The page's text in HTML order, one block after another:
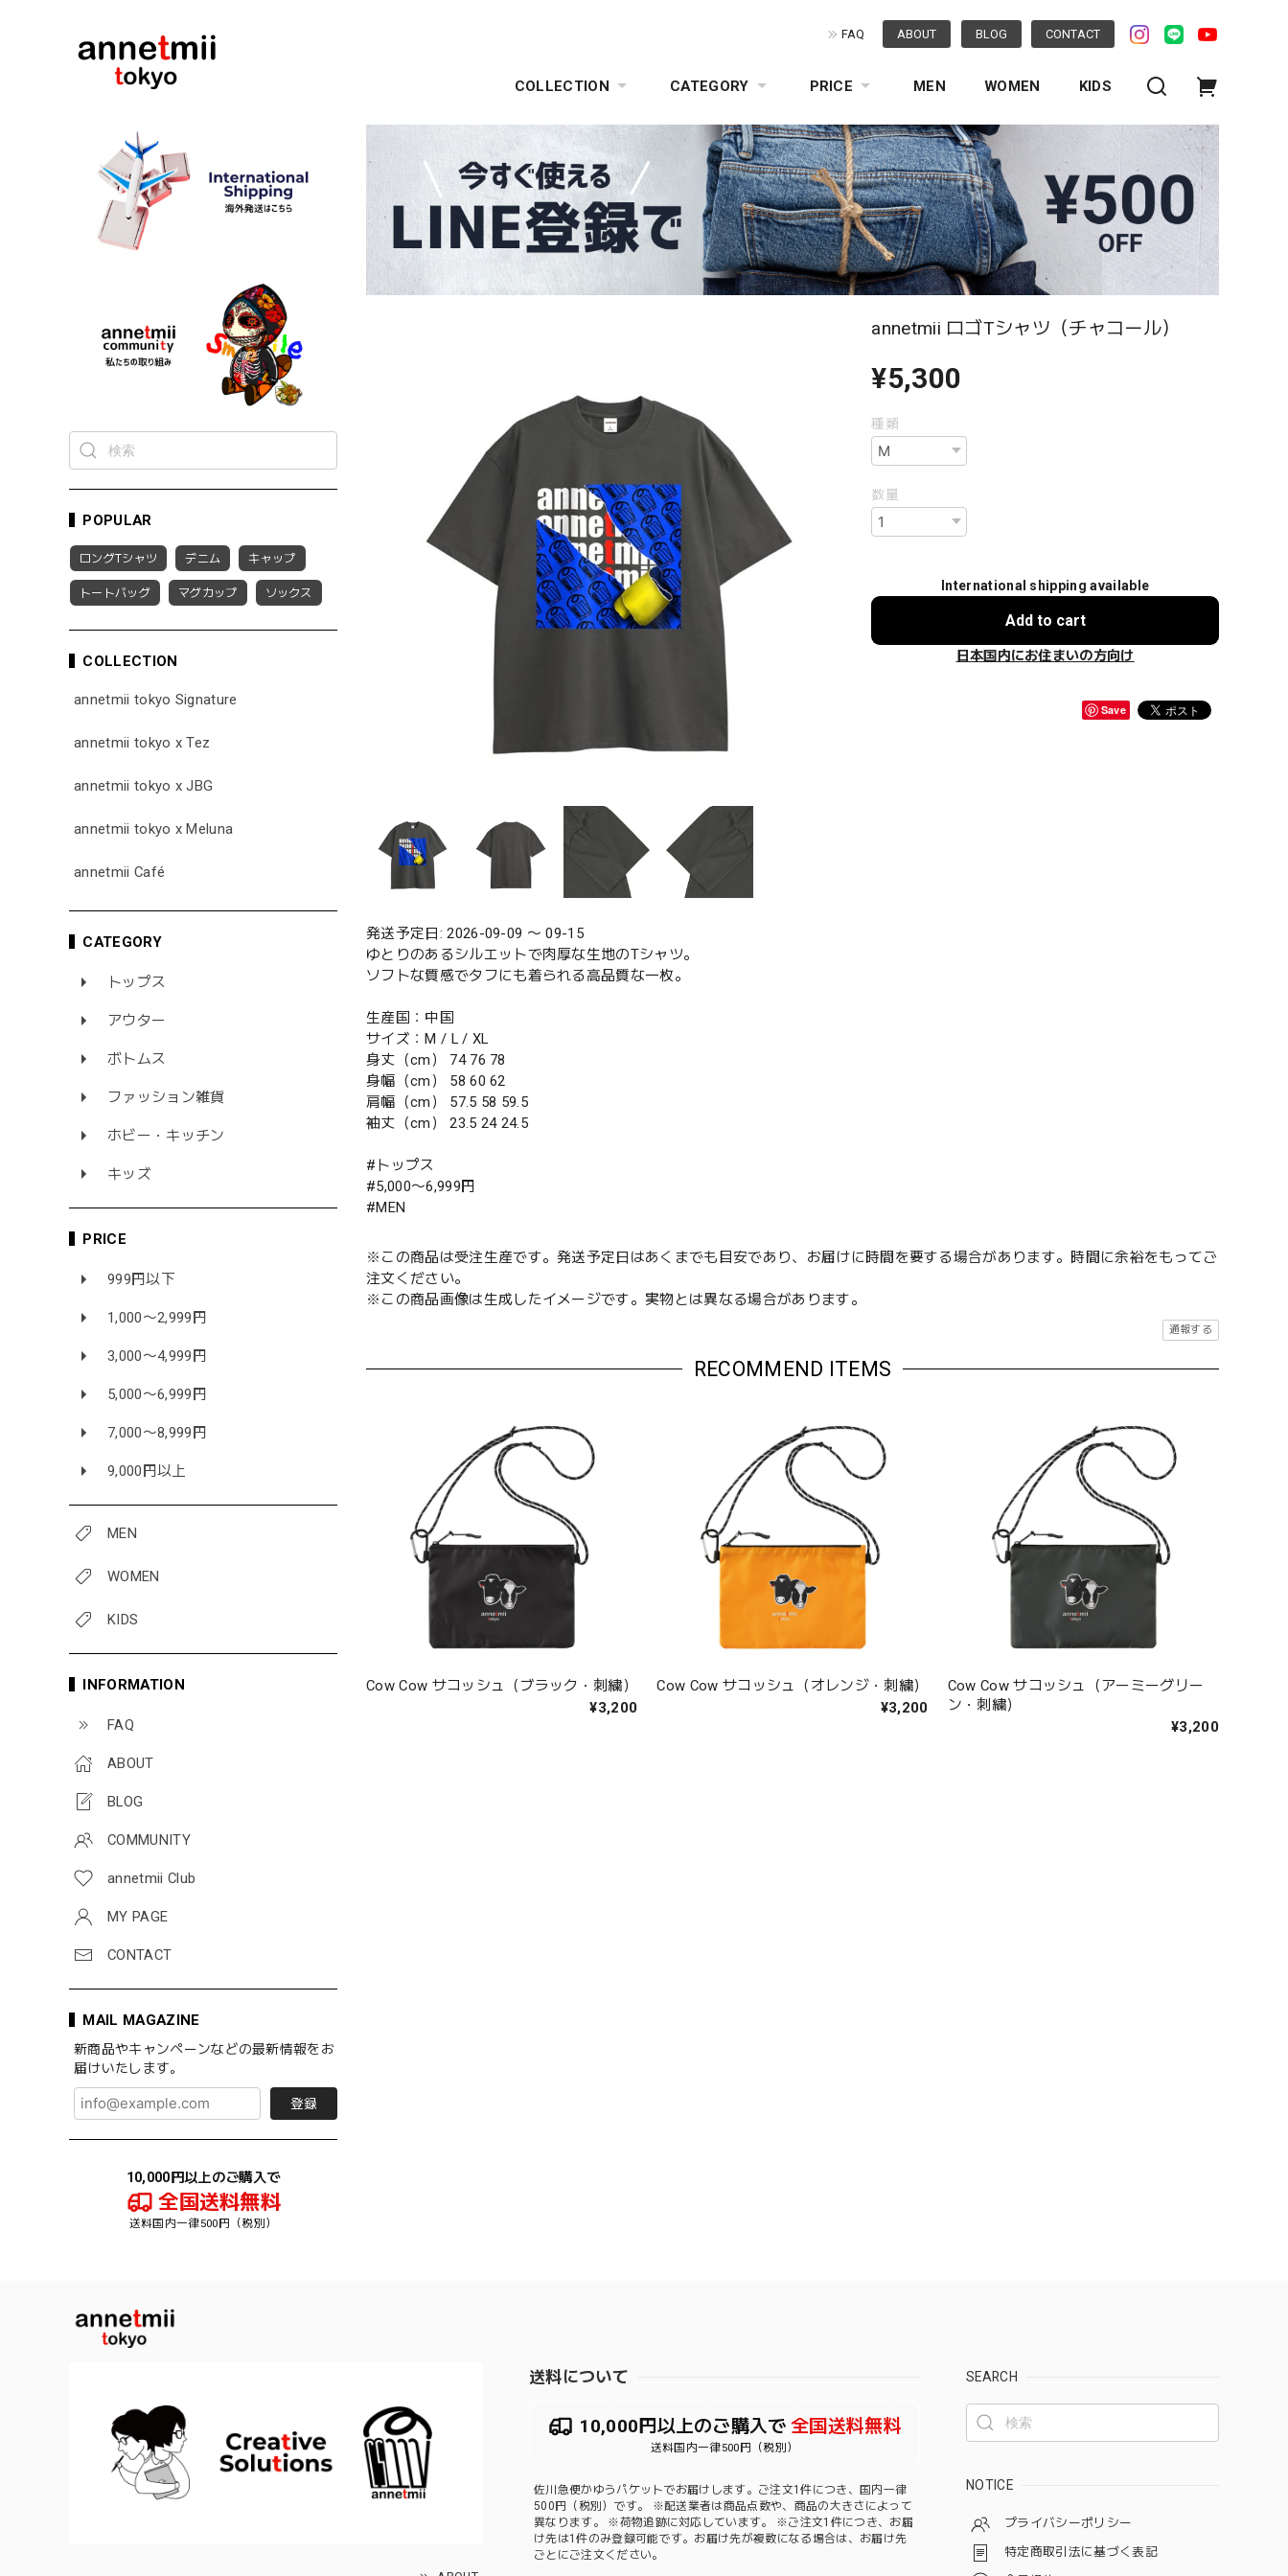
FAQ ABOUT BLOG CONTACT
COLLECTION CATEGORY PRICE MEN WOMEN KIDS
POPULAR
ロングTシャツ デニム キャップ
トートバッグ マグカップ ソックス
COLLECTION
annetmii tokyo Signature
annetmii tokyo x Tez
annetmii tokyo x JBG
annetmii tokyo x Meluna
annetmii Café
CATEGORY
トップス
アウター
ボトムス
ファッション雑貨
ホビー・キッチン
キッズ
PRICE
999円以下
1,000〜2,999円
3,000〜4,999円
5,000〜6,999円
7,000〜8,999円
9,000円以上
MEN
WOMEN
KIDS
INFORMATION
FAQ
ABOUT
BLOG
COMMUNITY
annetmii Club
MY PAGE
CONTACT
MAIL MAGAZINE
新商品やキャンペーンなどの最新情報をお
届けいたします。
登録
10,000円以上のご購入で
全国送料無料
送料国内一律500円（税別）
annetmii ロゴTシャツ（チャコール）
¥5,300
種類
数量
International shipping available
Add to cart
日本国内にお住まいの方向け
Save
発送予定日: 2026-09-09 〜 09-15
ゆとりのあるシルエットで肉厚な生地のTシャツ。
ソフトな質感でタフにも着られる高品質な一枚。
生産国：中国
サイズ：M / L / XL
身丈（cm） 74 76 78
身幅（cm） 58 60 62
肩幅（cm） 57.5 58 59.5
袖丈（cm） 23.5 24 24.5
#トップス
#5,000〜6,999円
#MEN
※この商品は受注生産です。発送予定日はあくまでも目安であり、お届けに時間を要する場合があります。時間に余裕をもってご
注文ください。
※この商品画像は生成したイメージです。実物とは異なる場合があります。
通報する
RECOMMEND ITEMS
Cow Cow サコッシュ（ブラック・刺繍）
¥3,200
Cow Cow サコッシュ（オレンジ・刺繍）
¥3,200
Cow Cow サコッシュ（アーミーグリー
ン・刺繍）
¥3,200
送料について
10,000円以上のご購入で 全国送料無料
送料国内一律500円（税別）
佐川急便かゆうパケットでお届けします。ご注文1件につき、国内一律
500円（税別）です。 ※配送業者は商品点数や、商品の大きさによって
異なります。 ※荷物追跡に対応しています。 ※ご注文1件につき、お届
け先は1件のみ登録可能です。お届け先が複数になる場合は、お届け先
ごとにご注文ください。
SEARCH
NOTICE
プライバシーポリシー
特定商取引法に基づく表記